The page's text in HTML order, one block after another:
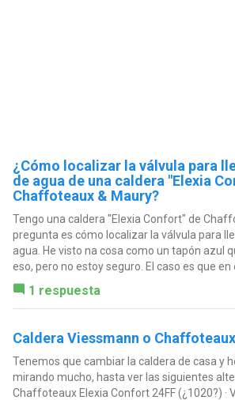
¿Cómo localizar la válvula para
de agua de una caldera "Elexia
Chaffoteaux & Maury?
Tengo una caldera "Elexia Confort" de
pregunta es cómo localizar la válvula para
agua. He visto na cosa como un tapón azul
eso, pero no estoy seguro. El caso es que en
1 respuesta
Caldera Viessmann o Chaffoteaux
Tenemos que cambiar la caldera de casa y
mirando mucho, hasta ver las siguientes
Chaffoteaux Elexia Confort 24FF (¿1020?) ·